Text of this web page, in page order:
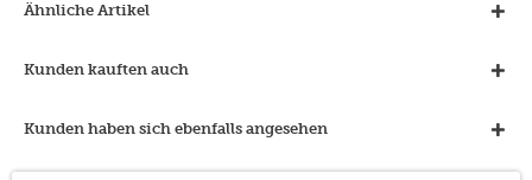
Ähnliche Artikel
Kunden kauften auch
Kunden haben sich ebenfalls angesehen